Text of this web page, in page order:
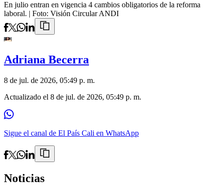
En julio entran en vigencia 4 cambios obligatorios de la reforma
laboral. | Foto: Visión Circular ANDI
Adriana Becerra
8 de jul. de 2026, 05:49 p. m.
Actualizado el 8 de jul. de 2026, 05:49 p. m.
Sigue el canal de El País Cali en WhatsApp
Noticias